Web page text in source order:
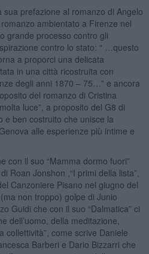
prefazione al romanzo di Angelo
romanzo ambientato a Firenze nel
grande processo contro gli
contro lo stato: “ …questo
a proporci una delicata
in una città ricostruita con
degli anni 1870 – 75…” e ancora
del romanzo di Cristina
luce”, a proposito del G8 di
e ben costruito che unisce la
alle esperienze più intime e
con il suo “Mamma dormo fuori”
Roan Jonshon ,“I primi della lista”,
Canzoniere Pisano nel giugno del
non troppo) golpe di Junio
Guidi che con il suo “Dalmatica” ci
dell’uomo, della meditazione,
collettività”, come scrive Daniele
Barberi e Dario Bizzarri che